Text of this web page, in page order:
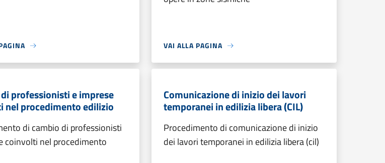
VAI ALLA PAGINA
professionisti e imprese
nel procedimento edilizio
di cambio di professionisti
coinvolti nel procedimento
Comunicazione di inizio dei lavori
temporanei in edilizia libera (CIL)
Procedimento di comunicazione di inizio
dei lavori temporanei in edilizia libera (cil)